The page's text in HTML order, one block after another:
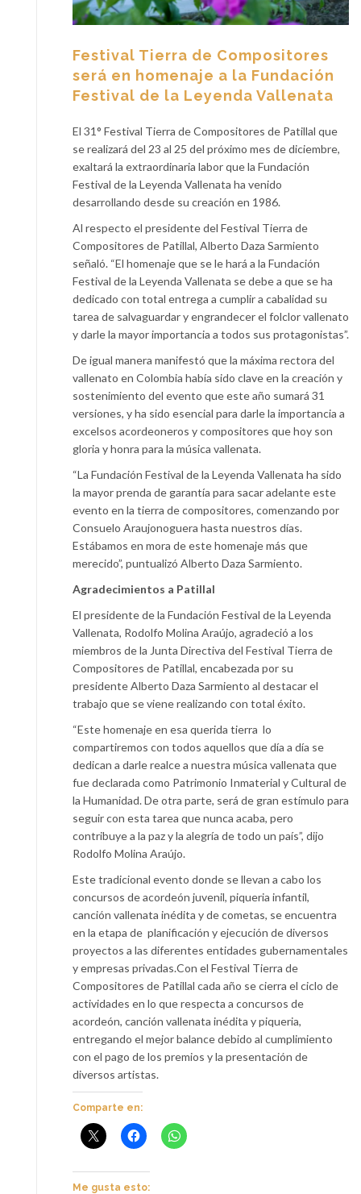
Festival Tierra de Compositores
será en homenaje a la Fundación
Festival de la Leyenda Vallenata
El 31° Festival Tierra de Compositores de Patillal que
se realizará del 23 al 25 del próximo mes de diciembre,
exaltará la extraordinaria labor que la Fundación
Festival de la Leyenda Vallenata ha venido
desarrollando desde su creación en 1986.
Al respecto el presidente del Festival Tierra de
Compositores de Patillal, Alberto Daza Sarmiento
señaló. “El homenaje que se le hará a la Fundación
Festival de la Leyenda Vallenata se debe a que se ha
dedicado con total entrega a cumplir a cabalidad su
tarea de salvaguardar y engrandecer el folclor vallenato
y darle la mayor importancia a todos sus protagonistas”.
De igual manera manifestó que la máxima rectora del
vallenato en Colombia había sido clave en la creación y
sostenimiento del evento que este año sumará 31
versiones, y ha sido esencial para darle la importancia a
excelsos acordeoneros y compositores que hoy son
gloria y honra para la música vallenata.
“La Fundación Festival de la Leyenda Vallenata ha sido
la mayor prenda de garantía para sacar adelante este
evento en la tierra de compositores, comenzando por
Consuelo Araujonoguera hasta nuestros días.
Estábamos en mora de este homenaje más que
merecido”, puntualizó Alberto Daza Sarmiento.
Agradecimientos a Patillal
El presidente de la Fundación Festival de la Leyenda
Vallenata, Rodolfo Molina Araújo, agradeció a los
miembros de la Junta Directiva del Festival Tierra de
Compositores de Patillal, encabezada por su
presidente Alberto Daza Sarmiento al destacar el
trabajo que se viene realizando con total éxito.
“Este homenaje en esa querida tierra lo
compartiremos con todos aquellos que día a día se
dedican a darle realce a nuestra música vallenata que
fue declarada como Patrimonio Inmaterial y Cultural de
la Humanidad. De otra parte, será de gran estímulo para
seguir con esta tarea que nunca acaba, pero
contribuye a la paz y la alegría de todo un país”, dijo
Rodolfo Molina Araújo.
Este tradicional evento donde se llevan a cabo los
concursos de acordeón juvenil, piqueria infantil,
canción vallenata inédita y de cometas, se encuentra
en la etapa de planificación y ejecución de diversos
proyectos a las diferentes entidades gubernamentales
y empresas privadas.Con el Festival Tierra de
Compositores de Patillal cada año se cierra el ciclo de
actividades en lo que respecta a concursos de
acordeón, canción vallenata inédita y piqueria,
entregando el mejor balance debido al cumplimiento
con el pago de los premios y la presentación de
diversos artistas.
Comparte en:
Me gusta esto: